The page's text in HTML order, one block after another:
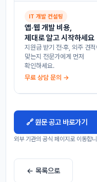
IT 개발 컨설팅
앱·웹 개발 비용,
제대로 알고 시작하세요
지원금 받기 전·후, 외주 견적
맞는지 전문가에게 먼저
확인하세요.
무료 상담 문의 →
🔗 원문 공고 바로가기
외부 기관의 공식 페이지로 이동합
← 목록으로